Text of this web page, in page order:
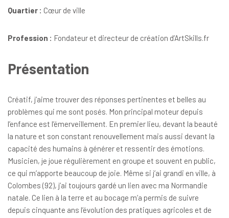
Quartier : Cœur de ville
Profession : Fondateur et directeur de création d’ArtSkills.fr
Présentation
Créatif, j’aime trouver des réponses pertinentes et belles au
problèmes qui me sont posés. Mon principal moteur depuis
l’enfance est l’émerveillement. En premier lieu, devant la beauté
la nature et son constant renouvellement mais aussi devant la
capacité des humains à générer et ressentir des émotions.
Musicien, je joue régulièrement en groupe et souvent en public,
ce qui m’apporte beaucoup de joie. Même si j’ai grandi en ville, à
Colombes (92), j’ai toujours gardé un lien avec ma Normandie
natale. Ce lien à la terre et au bocage m’a permis de suivre
depuis cinquante ans l’évolution des pratiques agricoles et de